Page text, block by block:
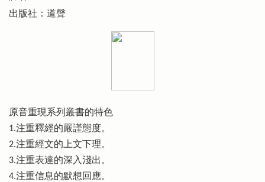
出版社：道聲
原音重現系列叢書的特色
1.注重釋經的嚴謹態度。
2.注重經文的上文下理。
3.注重表達的深入淺出。
4.注重信息的默想回應。